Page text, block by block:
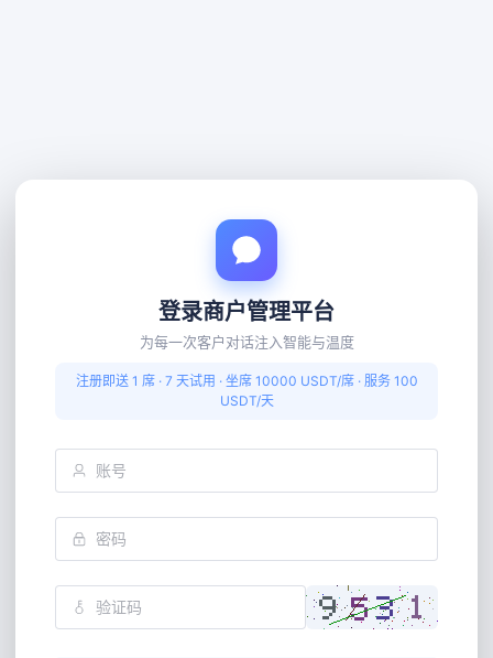
登录商户管理平台
为每一次客户对话注入智能与温度
注册即送 1 席 · 7 天试用 · 坐席 10000 USDT/席 · 服务 100
USDT/天